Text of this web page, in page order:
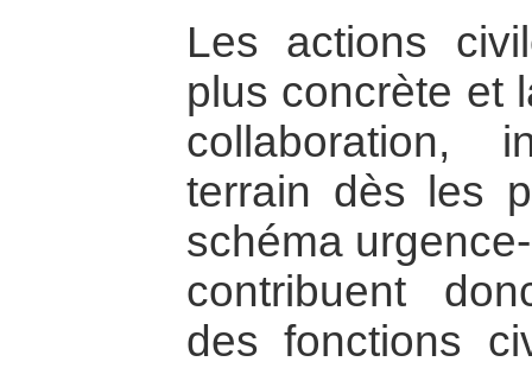
Les actions
plus concrète et
collaboration,
terrain dès les
schéma
contribuent
des fonctions